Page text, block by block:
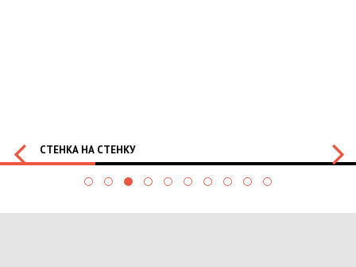
СТЕНКА НА СТЕНКУ